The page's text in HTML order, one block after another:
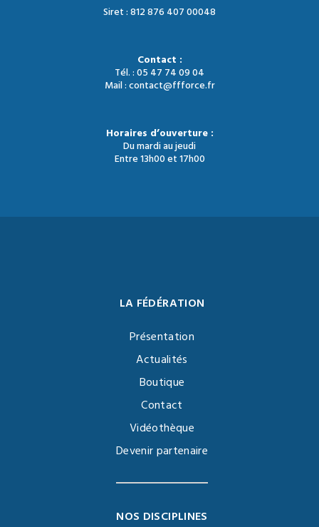
Siret : 812 876 407 00048
Contact :
Tél. : 05 47 74 09 04
Mail : contact@ffforce.fr
Horaires d’ouverture :
Du mardi au jeudi
Entre 13h00 et 17h00
LA FÉDÉRATION
Présentation
Actualités
Boutique
Contact
Vidéothèque
Devenir partenaire
NOS DISCIPLINES